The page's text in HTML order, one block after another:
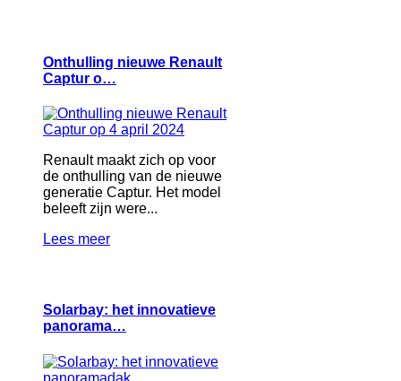
Onthulling nieuwe Renault
Captur o…
Renault maakt zich op voor
de onthulling van de nieuwe
generatie Captur. Het model
beleeft zijn were...
Lees meer
Solarbay: het innovatieve
panorama…